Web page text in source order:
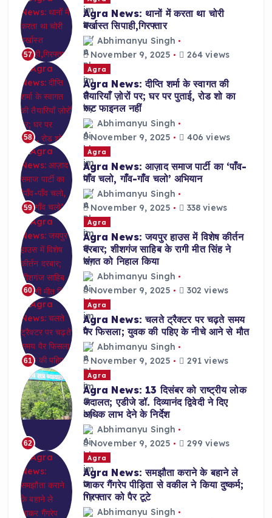
57
Agra News: थानों में करता था चोरी
बर्खास्त सिपाही,गिरफ्तार
Abhimanyu Singh
November 9, 2025
264 views
58
Agra
Agra News: दीप्ति शर्मा के स्वागत की
तैयारियाँ ज़ोरों पर; घर पर पुताई, रोड शो का
रूट फाइनल नहीं
Abhimanyu Singh
November 9, 2025
406 views
59
Agra
Agra News: आज़ाद समाज पार्टी का ‘पाँव-
पाँव चलो, गाँव-गाँव चलो’ अभियान
Abhimanyu Singh
November 9, 2025
338 views
60
Agra
Agra News: जयपुर हाउस में विशेष कीर्तन
दरबार; शीशगंज साहिब के रागी मीत सिंह ने
संगत को निहाल किया
Abhimanyu Singh
November 9, 2025
302 views
61
Agra
Agra News: चलते ट्रैक्टर पर चढ़ते समय
पैर फिसला; युवक की पहिए के नीचे आने से मौत
Abhimanyu Singh
November 9, 2025
291 views
62
Agra
Agra News: 13 दिसंबर को राष्ट्रीय लोक
अदालत; एडीजे डॉ. दिव्यानंद द्विवेदी ने दिए
अधिक लाभ देने के निर्देश
Abhimanyu Singh
November 9, 2025
299 views
Agra
Agra News: समझौता कराने के बहाने ले
जाकर गैंगरेप पीड़िता से वकील ने किया दुष्कर्म;
गिरफ्तार को पैर टूटे
Abhimanyu Singh